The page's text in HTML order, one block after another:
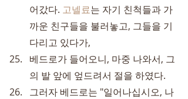
어갔다. 고넬료는 자기 친척들과 가
까운 친구들을 불러놓고, 그들을 기
다리고 있다가,
베드로가 들어오니, 마중 나와서, 그
의 발 앞에 엎드려서 절을 하였다.
그러자 베드로는 "일어나십시오, 나